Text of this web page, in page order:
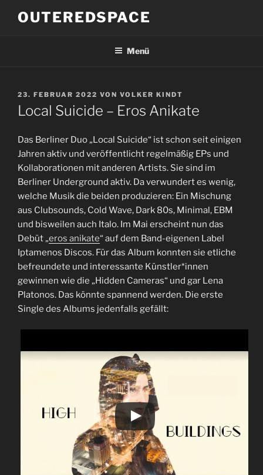
InhaltOUTEREDSPACE
Menü
VERÖFFENTLICHT
AM
23. FEBRUAR 2022 VON VOLKER KINDT
Local Suicide – Eros Anikate
Das Berliner Duo „Local Suicide“ ist schon seit einigen
Jahren aktiv und veröffentlicht regelmäßig EPs und
Kollaborationen mit anderen Artists. Sie sind im
Berliner Underground aktiv. Da verwundert es wenig,
welche Musik die beiden produzieren: Ein Mischung
aus Clubsounds, Cold Wave, Dark 80s, Minimal, EBM
und bisweilen auch Italo. Im Mai erscheint nun das
Debüt „eros anikate“ auf dem Band-eigenen Label
Iptamenos Discos. Für das Album konnten sie etliche
befreundete und interessante Künstler*innen
gewinnen wie die „Hidden Cameras“ und gar Lena
Platonos. Das könnte spannend werden. Die erste
Single des Albums jedenfalls gefällt: